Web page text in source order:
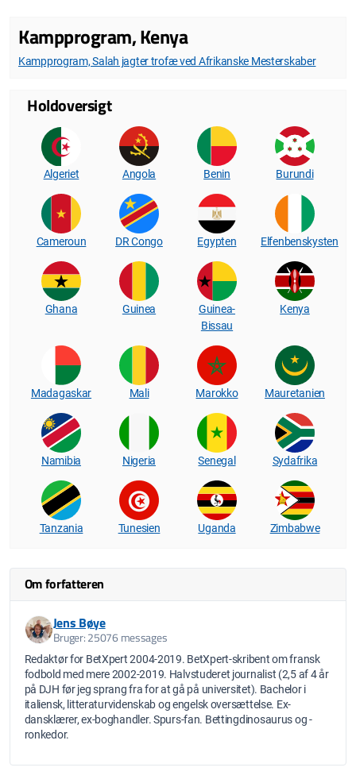
Kampprogram, Kenya
Kampprogram, Salah jagter trofæ ved Afrikanske Mesterskaber
Holdoversigt
Algeriet Angola Benin Burundi
Cameroun DR Congo Egypten Elfenbenskysten
Ghana Guinea
Guinea-
Bissau
Kenya
Madagaskar Mali Marokko Mauretanien
Namibia Nigeria Senegal Sydafrika
Tanzania Tunesien Uganda Zimbabwe
Om forfatteren
Jens Bøye
Bruger: 25076 messages
Redaktør for BetXpert 2004-2019. BetXpert-skribent om fransk
fodbold med mere 2002-2019. Halvstuderet journalist (2,5 af 4 år
på DJH før jeg sprang fra for at gå på universitet). Bachelor i
italiensk, litteraturvidenskab og engelsk oversættelse. Ex-
dansklærer, ex-boghandler. Spurs-fan. Bettingdinosaurus og -
ronkedor.